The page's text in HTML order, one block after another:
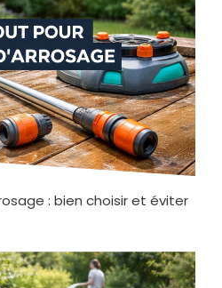
: bien choisir et éviter